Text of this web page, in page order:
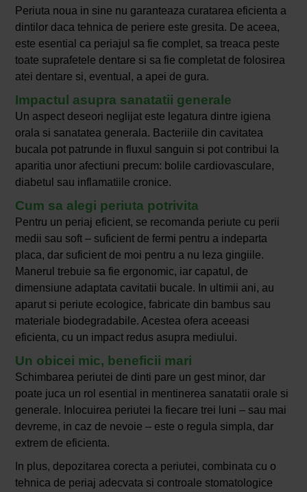
Periuta noua in sine nu garanteaza curatarea eficienta a
dintilor daca tehnica de periere este gresita. De aceea,
este esential ca periajul sa fie complet, sa treaca peste
toate suprafetele dentare si sa fie completat de folosirea
atei dentare si, eventual, a apei de gura.
Impactul asupra sanatatii generale
Un aspect deseori neglijat este legatura dintre igiena
orala si sanatatea generala. Bacteriile din cavitatea
bucala pot patrunde in fluxul sanguin si pot contribui la
aparitia unor afectiuni precum: bolile cardiovasculare,
diabetul sau inflamatiile cronice.
Cum sa alegi periuta potrivita
Pentru un periaj eficient, se recomanda periute cu perii
medii sau soft – suficient de fermi pentru a indeparta
placa, dar suficient de moi pentru a nu leza gingiile.
Manerul trebuie sa fie ergonomic, iar capatul, de
dimensiune adaptata cavitatii bucale. In ultimii ani, au
aparut si periute ecologice, fabricate din bambus sau
materiale biodegradabile. Acestea ofera aceeasi
eficienta, cu un impact redus asupra mediului.
Un obicei mic, beneficii mari
Schimbarea periutei de dinti pare un gest minor, dar
poate juca un rol esential in mentinerea sanatatii orale si
generale. Inlocuirea periutei la fiecare trei luni – sau mai
devreme, in caz de nevoie – este o regula simpla, dar
extrem de eficienta.
In plus, depozitarea corecta a periutei, combinata cu o
tehnica de periaj adecvata si controale stomatologice